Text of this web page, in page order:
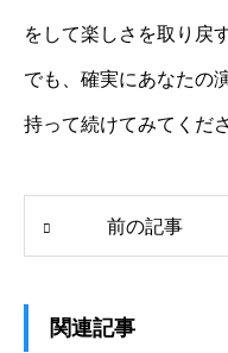
をして楽しさを取り戻
でも、確実にあなたの
持って続けてみてくださ
前の記事
関連記事